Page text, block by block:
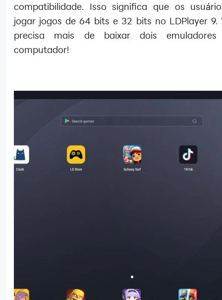
compatibilidade. Isso significa que os
jogar jogos de 64 bits e 32 bits no LDPlayer 9.
precisa mais de baixar dois
computador!